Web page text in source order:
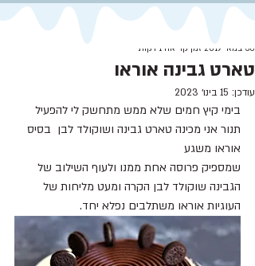
טארט גבינה אוראו
30 במאי 2019
זמן קריאה 1 דקות
עודכן: 15 בינו׳ 2023
בימי קיץ חמים שלא ממש מתחשק לי להפעיל
תנור אני מכינה טארט גבינה ושוקולד לבן  בסיס
אוראו משגע
שמספיק פרוסה אחת ממנו ולעוף השילוב של
הגבינה שוקולד לבן הקרה ומעט מליחות של
העוגיות אוראו משתלבים נפלא יחד.